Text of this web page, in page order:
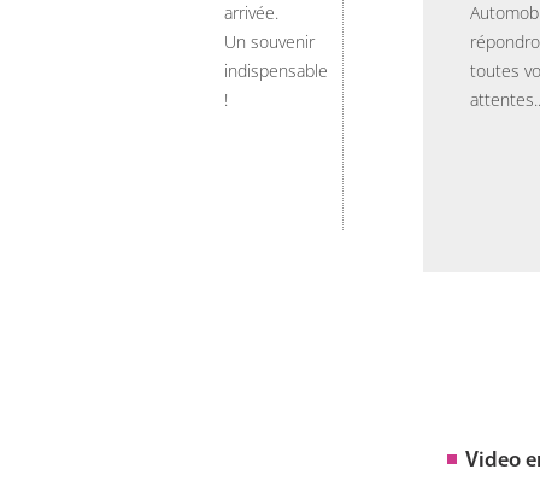
arrivée.
Un souvenir
indispensable
!
toutes
Video